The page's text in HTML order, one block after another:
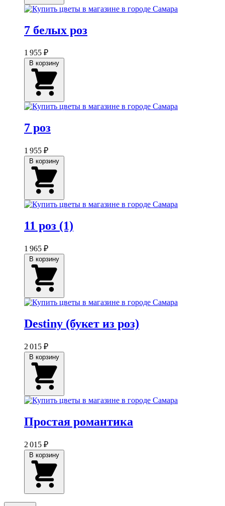
7 белых роз
1 955 ₽
7 роз
1 955 ₽
11 роз (1)
1 965 ₽
Destiny (букет из роз)
2 015 ₽
Простая романтика
2 015 ₽